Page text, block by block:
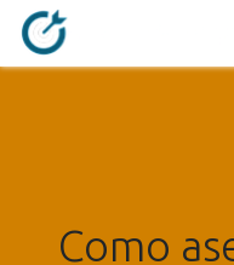
Como